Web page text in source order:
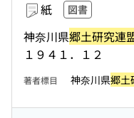
紙 図書
神奈川県郷土研究連
１９４１．１２
著者標目 神奈川県郷土